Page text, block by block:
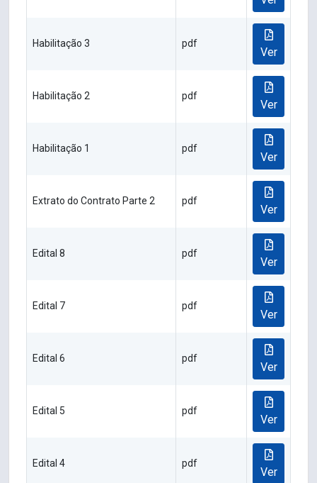
Habilitação 3 pdf
Ver
Habilitação 2 pdf
Ver
Habilitação 1 pdf
Ver
Extrato do Contrato Parte 2 pdf
Ver
Edital 8 pdf
Ver
Edital 7 pdf
Ver
Edital 6 pdf
Ver
Edital 5 pdf
Ver
Edital 4 pdf
Ver